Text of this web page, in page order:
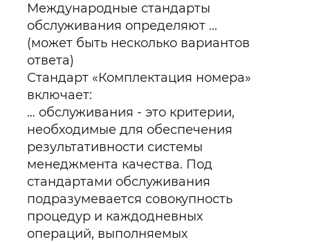
Международные стандарты
обслуживания определяют ...
(может быть несколько вариантов
ответа)
Стандарт «Комплектация номера»
включает:
… обслуживания - это критерии,
необходимые для обеспечения
результативности системы
менеджмента качества. Под
стандартами обслуживания
подразумевается совокупность
процедур и каждодневных
операций, выполняемых